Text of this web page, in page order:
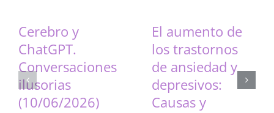
Cerebro y
ChatGPT.
Conversaciones
ilusorias
(10/06/2026)
El aumento de
los trastornos
de ansiedad y
depresivos:
Causas y